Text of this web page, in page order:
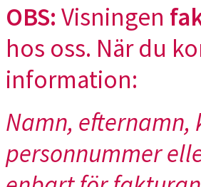
OBS: Visningen
hos oss. När du
information:
Namn,
personnummer